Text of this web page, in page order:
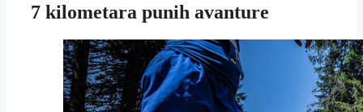
7 kilometara punih avanture